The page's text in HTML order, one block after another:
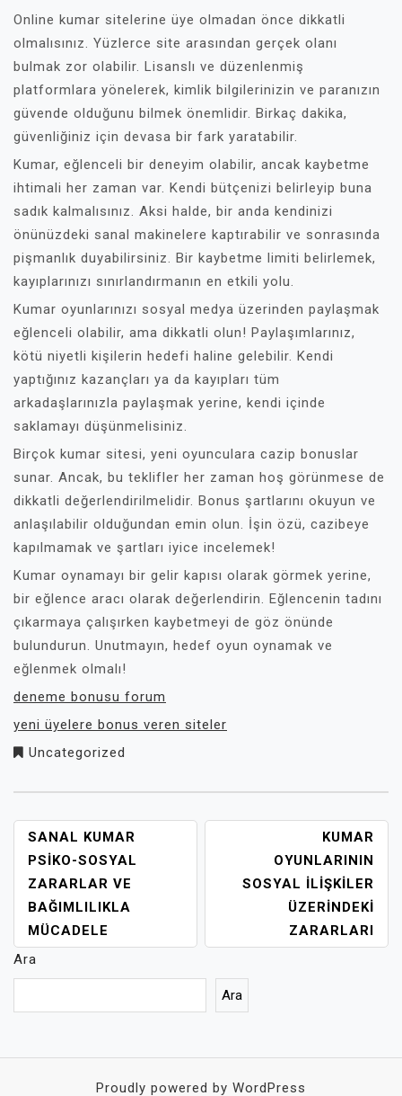
Online kumar sitelerine üye olmadan önce dikkatli
olmalısınız. Yüzlerce site arasından gerçek olanı
bulmak zor olabilir. Lisanslı ve düzenlenmiş
platformlara yönelerek, kimlik bilgilerinizin ve paranızın
güvende olduğunu bilmek önemlidir. Birkaç dakika,
güvenliğiniz için devasa bir fark yaratabilir.
Kumar, eğlenceli bir deneyim olabilir, ancak kaybetme
ihtimali her zaman var. Kendi bütçenizi belirleyip buna
sadık kalmalısınız. Aksi halde, bir anda kendinizi
önünüzdeki sanal makinelere kaptırabilir ve sonrasında
pişmanlık duyabilirsiniz. Bir kaybetme limiti belirlemek,
kayıplarınızı sınırlandırmanın en etkili yolu.
Kumar oyunlarınızı sosyal medya üzerinden paylaşmak
eğlenceli olabilir, ama dikkatli olun! Paylaşımlarınız,
kötü niyetli kişilerin hedefi haline gelebilir. Kendi
yaptığınız kazançları ya da kayıpları tüm
arkadaşlarınızla paylaşmak yerine, kendi içinde
saklamayı düşünmelisiniz.
Birçok kumar sitesi, yeni oyunculara cazip bonuslar
sunar. Ancak, bu teklifler her zaman hoş görünmese de
dikkatli değerlendirilmelidir. Bonus şartlarını okuyun ve
anlaşılabilir olduğundan emin olun. İşin özü, cazibeye
kapılmamak ve şartları iyice incelemek!
Kumar oynamayı bir gelir kapısı olarak görmek yerine,
bir eğlence aracı olarak değerlendirin. Eğlencenin tadını
çıkarmaya çalışırken kaybetmeyi de göz önünde
bulundurun. Unutmayın, hedef oyun oynamak ve
eğlenmek olmalı!
deneme bonusu forum
yeni üyelere bonus veren siteler
Uncategorized
YAZI
GEZINMESI
SANAL KUMAR
PSIKO-SOSYAL
ZARARLAR VE
BAĞIMLILIKLA
MÜCADELE
KUMAR
OYUNLARININ
SOSYAL İLIŞKILER
ÜZERINDEKI
ZARARLARI
Ara
Ara
Proudly powered by WordPress